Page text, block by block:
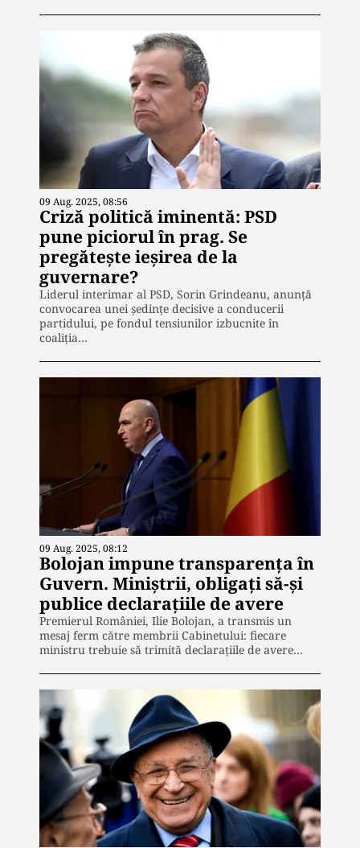
09 Aug. 2025, 08:56
Criză politică iminentă: PSD
pune piciorul în prag. Se
pregătește ieșirea de la
guvernare?
Liderul interimar al PSD, Sorin Grindeanu, anunță
convocarea unei ședințe decisive a conducerii
partidului, pe fondul tensiunilor izbucnite în
coaliția…
09 Aug. 2025, 08:12
Bolojan impune transparența în
Guvern. Miniștrii, obligați să-și
publice declarațiile de avere
Premierul României, Ilie Bolojan, a transmis un
mesaj ferm către membrii Cabinetului: fiecare
ministru trebuie să trimită declarațiile de avere…